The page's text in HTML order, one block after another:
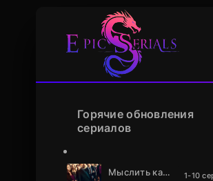
Горячие обновления
сериалов
Мыслить как преступник
1-10